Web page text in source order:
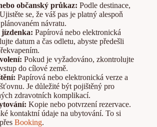
občanský průkaz: Podle destinace,
se, že váš pas je platný alespoň
návratu.
jízdenka: Papírová nebo elektronická
datum a čas odletu, abyste předešli
Pokud je vyžadováno, zkontrolujte
do cílové země.
Papírová nebo elektronická verze a
Je důležité být pojištěný pro
zdravotních komplikací.
Kopie nebo potvrzení rezervace.
kontaktní údaje na ubytování. To si
Booking.